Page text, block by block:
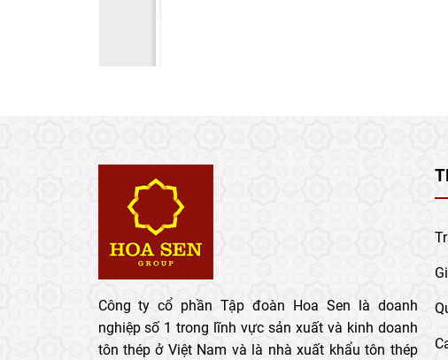
Công ty cổ phần Tập đoàn Hoa Sen là doanh
nghiệp số 1 trong lĩnh vực sản xuất và kinh doanh
tôn thép ở Việt Nam và là nhà xuất khẩu tôn thép